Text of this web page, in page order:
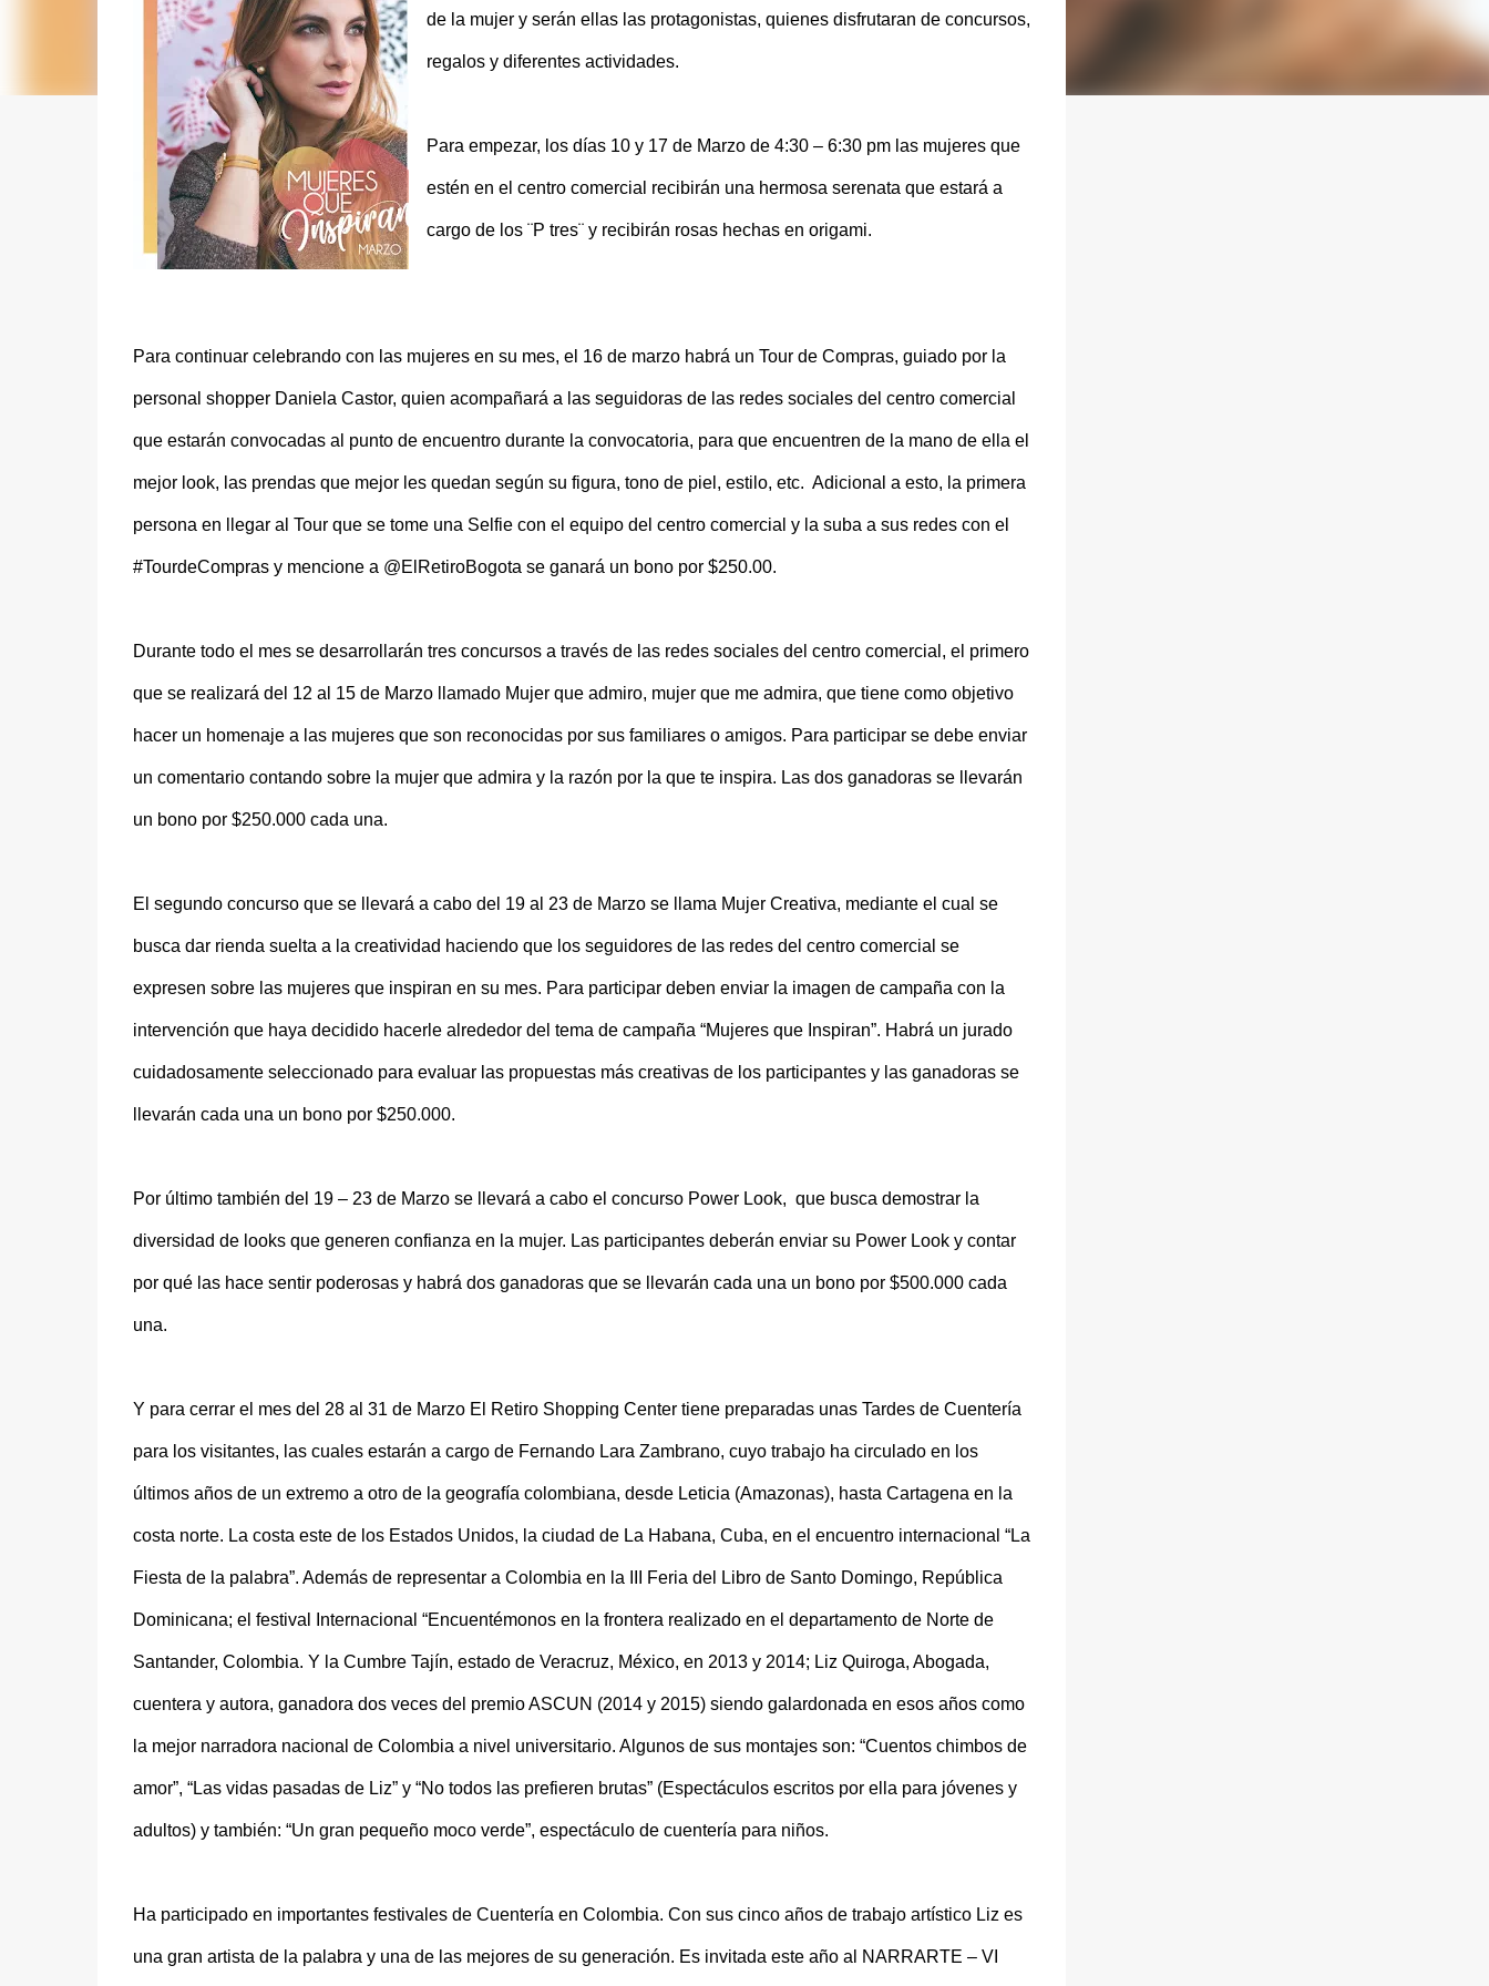
de la mujer y serán ellas las protagonistas, quienes disfrutaran de concursos,
regalos y diferentes actividades.
Para empezar, los días 10 y 17 de Marzo de 4:30 – 6:30 pm las mujeres que
estén en el centro comercial recibirán una hermosa serenata que estará a
cargo de los ¨P tres¨ y recibirán rosas hechas en origami.
Para continuar celebrando con las mujeres en su mes, el 16 de marzo habrá un Tour de Compras, guiado por la
personal shopper Daniela Castor, quien acompañará a las seguidoras de las redes sociales del centro comercial
que estarán convocadas al punto de encuentro durante la convocatoria, para que encuentren de la mano de ella el
mejor look, las prendas que mejor les quedan según su figura, tono de piel, estilo, etc. Adicional a esto, la primera
persona en llegar al Tour que se tome una Selfie con el equipo del centro comercial y la suba a sus redes con el
#TourdeCompras y mencione a @ElRetiroBogota se ganará un bono por $250.00.
Durante todo el mes se desarrollarán tres concursos a través de las redes sociales del centro comercial, el primero
que se realizará del 12 al 15 de Marzo llamado Mujer que admiro, mujer que me admira, que tiene como objetivo
hacer un homenaje a las mujeres que son reconocidas por sus familiares o amigos. Para participar se debe enviar
un comentario contando sobre la mujer que admira y la razón por la que te inspira. Las dos ganadoras se llevarán
un bono por $250.000 cada una.
El segundo concurso que se llevará a cabo del 19 al 23 de Marzo se llama Mujer Creativa, mediante el cual se
busca dar rienda suelta a la creatividad haciendo que los seguidores de las redes del centro comercial se
expresen sobre las mujeres que inspiran en su mes. Para participar deben enviar la imagen de campaña con la
intervención que haya decidido hacerle alrededor del tema de campaña “Mujeres que Inspiran”. Habrá un jurado
cuidadosamente seleccionado para evaluar las propuestas más creativas de los participantes y las ganadoras se
llevarán cada una un bono por $250.000.
Por último también del 19 – 23 de Marzo se llevará a cabo el concurso Power Look, que busca demostrar la
diversidad de looks que generen confianza en la mujer. Las participantes deberán enviar su Power Look y contar
por qué las hace sentir poderosas y habrá dos ganadoras que se llevarán cada una un bono por $500.000 cada
una.
Y para cerrar el mes del 28 al 31 de Marzo El Retiro Shopping Center tiene preparadas unas Tardes de Cuentería
para los visitantes, las cuales estarán a cargo de Fernando Lara Zambrano, cuyo trabajo ha circulado en los
últimos años de un extremo a otro de la geografía colombiana, desde Leticia (Amazonas), hasta Cartagena en la
costa norte. La costa este de los Estados Unidos, la ciudad de La Habana, Cuba, en el encuentro internacional “La
Fiesta de la palabra”. Además de representar a Colombia en la III Feria del Libro de Santo Domingo, República
Dominicana; el festival Internacional “Encuentémonos en la frontera realizado en el departamento de Norte de
Santander, Colombia. Y la Cumbre Tajín, estado de Veracruz, México, en 2013 y 2014; Liz Quiroga, Abogada,
cuentera y autora, ganadora dos veces del premio ASCUN (2014 y 2015) siendo galardonada en esos años como
la mejor narradora nacional de Colombia a nivel universitario. Algunos de sus montajes son: “Cuentos chimbos de
amor”, “Las vidas pasadas de Liz” y “No todos las prefieren brutas” (Espectáculos escritos por ella para jóvenes y
adultos) y también: “Un gran pequeño moco verde”, espectáculo de cuentería para niños.
Ha participado en importantes festivales de Cuentería en Colombia. Con sus cinco años de trabajo artístico Liz es
una gran artista de la palabra y una de las mejores de su generación. Es invitada este año al NARRARTE – VI